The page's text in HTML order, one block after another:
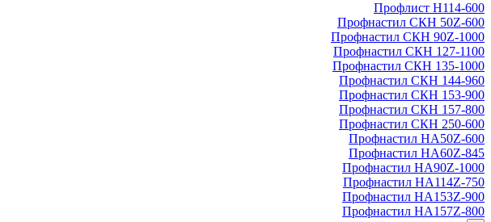
Профлист Н114-600
Профнастил СКН 50Z-600
Профнастил СКН 90Z-1000
Профнастил СКН 127-1100
Профнастил СКН 135-1000
Профнастил СКН 144-960
Профнастил СКН 153-900
Профнастил СКН 157-800
Профнастил СКН 250-600
Профнастил НА50Z-600
Профнастил НА60Z-845
Профнастил НА90Z-1000
Профнастил НА114Z-750
Профнастил НА153Z-900
Профнастил НА157Z-800